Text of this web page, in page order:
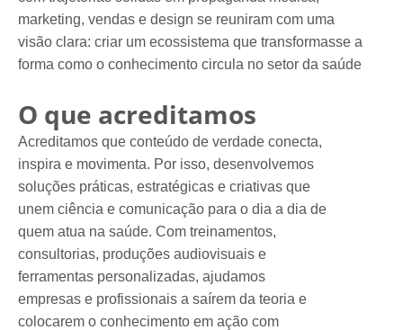
marketing, vendas e design se reuniram com uma
visão clara: criar um ecossistema que transformasse a
forma como o conhecimento circula no setor da saúde
O que acreditamos
Acreditamos que conteúdo de verdade conecta,
inspira e movimenta. Por isso, desenvolvemos
soluções práticas, estratégicas e criativas que
unem ciência e comunicação para o dia a dia de
quem atua na saúde. Com treinamentos,
consultorias, produções audiovisuais e
ferramentas personalizadas, ajudamos
empresas e profissionais a saírem da teoria e
colocarem o conhecimento em ação com